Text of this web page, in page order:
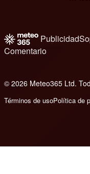
Publicidad
Comentario
© 2026 Meteo365 Ltd.
Términos de usoPolítica de